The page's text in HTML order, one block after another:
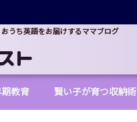
うち英語をお届けするママブログ
教育 賢い子が育つ収納術